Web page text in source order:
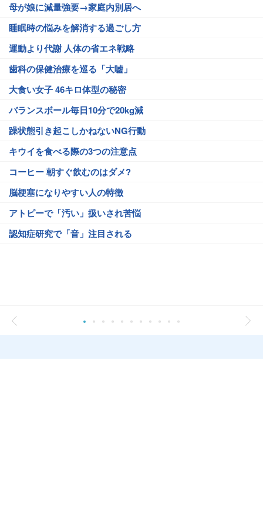
母が娘に減量強要→家庭内別居へ
睡眠時の悩みを解消する過ごし方
運動より代謝 人体の省エネ戦略
歯科の保健治療を巡る「大嘘」
大食い女子 46キロ体型の秘密
バランスボール毎日10分で20kg減
躁状態引き起こしかねないNG行動
キウイを食べる際の3つの注意点
コーヒー 朝すぐ飲むのはダメ?
脳梗塞になりやすい人の特徴
アトピーで「汚い」扱いされ苦悩
認知症研究で「音」注目される